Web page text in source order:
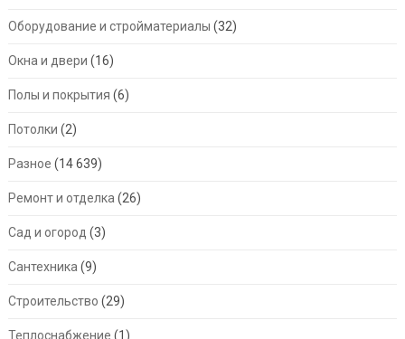
Оборудование и стройматериалы (32)
Окна и двери (16)
Полы и покрытия (6)
Потолки (2)
Разное (14 639)
Ремонт и отделка (26)
Сад и огород (3)
Сантехника (9)
Строительство (29)
Теплоснабжение (1)